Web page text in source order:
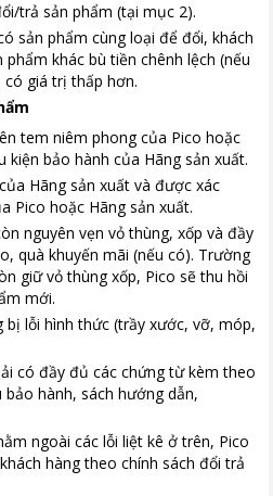
trả sản phẩm (tại mục 2).
sản phẩm cùng loại để đổi, khách
khác bù tiền chênh lệch (nếu
giá trị thấp hơn.
tem niêm phong của Pico hoặc
kiện bảo hành của Hãng sản xuất.
Hãng sản xuất và được xác
Pico hoặc Hãng sản xuất.
nguyên vẹn vỏ thùng, xốp và đầy
quà khuyến mãi (nếu có). Trường
giữ vỏ thùng xốp, Pico sẽ thu hồi
mới.
bị lỗi hình thức (trầy xước, vỡ, móp,
có đầy đủ các chứng từ kèm theo
hành, sách hướng dẫn,
ngoài các lỗi liệt kê ở trên, Pico
hàng theo chính sách đổi trả